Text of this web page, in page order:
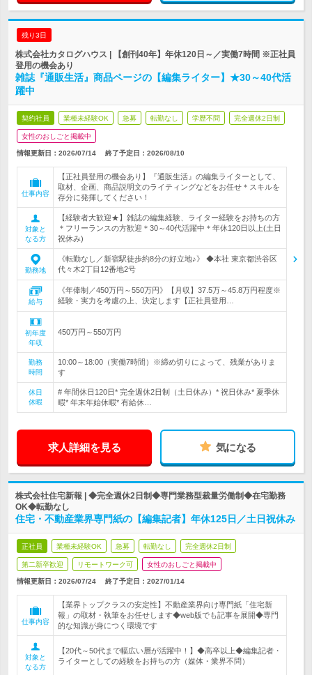
残り3日
株式会社カタログハウス | 【創刊40年】年休120日～／実働7時間 ※正社員
登用の機会あり
雑誌『通販生活』商品ページの【編集ライター】★30～40代活
躍中
契約社員 業種未経験OK 急募 転勤なし 学歴不問 完全週休2日制
女性のおしごと掲載中
情報更新日：2026/07/14 終了予定日： 2026/08/10
仕事内容
【正社員登用の機会あり】『通販生活』の編集ライターとして、
取材、企画、商品説明文のライティングなどをお任せ＊スキルを
存分に発揮してください！
対象と
なる方
【経験者大歓迎★】雑誌の編集経験、ライター経験をお持ちの方
＊フリーランスの方歓迎＊30～40代活躍中＊年休120日以上(土日
祝休み)
勤務地
《転勤なし／新宿駅徒歩約8分の好立地♪》 ◆本社 東京都渋谷区
代々木2丁目12番地2号
給与
《年俸制／450万円～550万円》【月収】37.5万～45.8万円程度※
経験・実力を考慮の上、決定します【正社員登用…
初年度
年収
450万円～550万円
勤務
時間
10:00～18:00（実働7時間）※締め切りによって、残業がありま
す
休日
休暇
# 年間休日120日* 完全週休2日制（土日休み）* 祝日休み* 夏季休
暇* 年末年始休暇* 有給休…
求人詳細を見る 気になる
株式会社住宅新報 | ◆完全週休2日制◆専門業務型裁量労働制◆在宅勤務
OK◆転勤なし
住宅・不動産業界専門紙の【編集記者】年休125日／土日祝休み
正社員 業種未経験OK 急募 転勤なし 完全週休2日制
第二新卒歓迎 リモートワーク可 女性のおしごと掲載中
情報更新日：2026/07/24 終了予定日： 2027/01/14
仕事内容
【業界トップクラスの安定性】不動産業界向け専門紙「住宅新
報」の取材・執筆をお任せします◆web版でも記事を展開◆専門
的な知識が身につく環境です
対象と
なる方
【20代～50代まで幅広い層が活躍中！】◆高卒以上◆編集記者・
ライターとしての経験をお持ちの方（媒体・業界不問）